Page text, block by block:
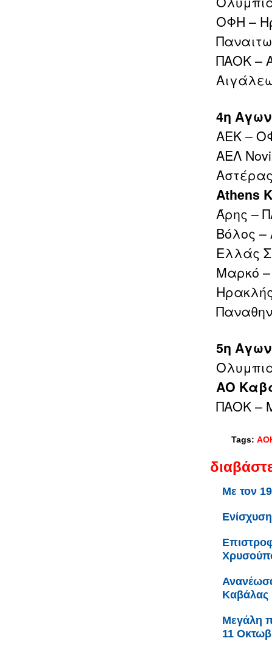
ΟΦΗ –
ΠΑΟΚ –
4η
ΑΕΚ –
ΑΕΛ
Athens
Άρης –
Βόλος
Ελλάς
Μαρκό
5η
ΑΟ
ΠΑΟΚ –
Tags:
Με τον
Καβάλας
Μεγάλη
11